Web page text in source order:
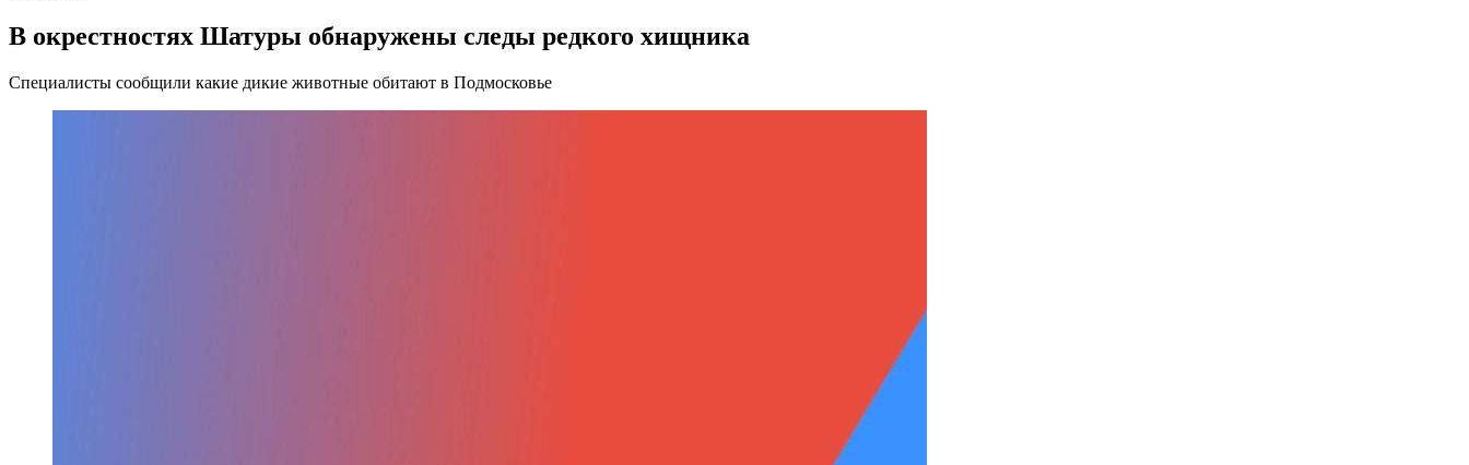
В окрестностях Шатуры обнаружены следы редкого хищника
Специалисты сообщили какие дикие животные обитают в Подмосковье